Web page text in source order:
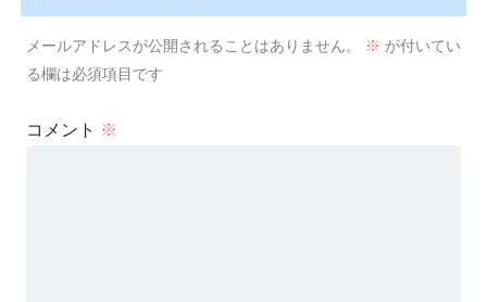
メールアドレスが公開されることはありません。 ※ が付いてい
る欄は必須項目です
コメント ※